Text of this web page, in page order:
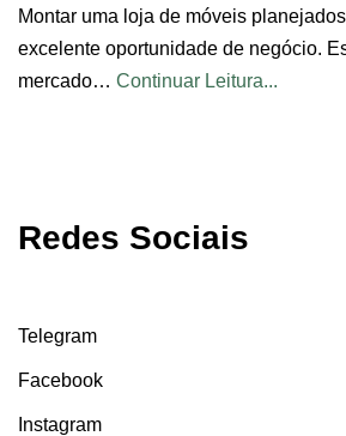
Montar uma loja de móveis
excelente oportunidade de negócio.
mercado… Continuar Leitura...
Redes Sociais
Telegram
Facebook
Instagram